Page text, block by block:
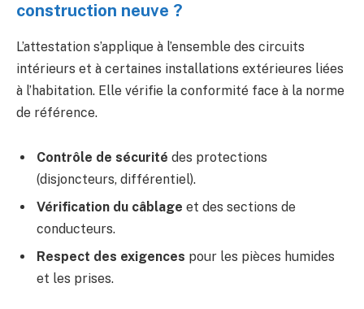
construction neuve ?
L’attestation s’applique à l’ensemble des circuits
intérieurs et à certaines installations extérieures liées
à l’habitation. Elle vérifie la conformité face à la norme
de référence.
Contrôle de sécurité des protections
(disjoncteurs, différentiel).
Vérification du câblage et des sections de
conducteurs.
Respect des exigences pour les pièces humides
et les prises.